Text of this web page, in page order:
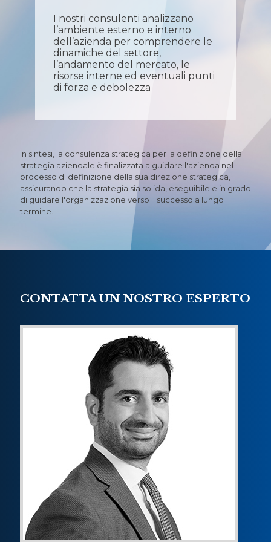
I nostri consulenti analizzano
l’ambiente esterno e interno
dell’azienda per comprendere le
dinamiche del settore,
l’andamento del mercato, le
risorse interne ed eventuali punti
di forza e debolezza
In sintesi, la consulenza strategica per la definizione della
strategia aziendale è finalizzata a guidare l'azienda nel
processo di definizione della sua direzione strategica,
assicurando che la strategia sia solida, eseguibile e in grado
di guidare l'organizzazione verso il successo a lungo
termine.
CONTATTA UN NOSTRO ESPERTO